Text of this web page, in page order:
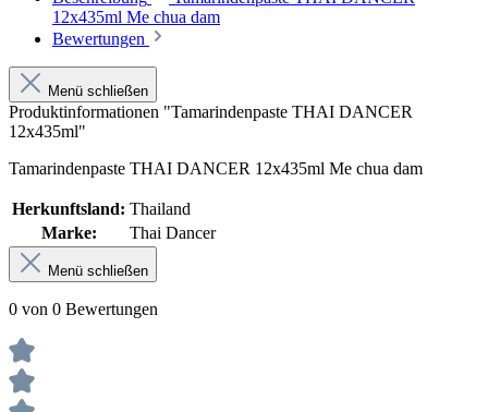
12x435ml Me chua dam
Bewertungen
Menü schließen
Produktinformationen "Tamarindenpaste THAI DANCER
12x435ml"
Tamarindenpaste THAI DANCER 12x435ml Me chua dam
Herkunftsland: Thailand
Marke:
Thai Dancer
Menü schließen
0 von 0 Bewertungen